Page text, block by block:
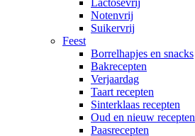
Lactosevrij
Notenvrij
Suikervrij
Feest
Borrelhapjes en snacks
Bakrecepten
Verjaardag
Taart recepten
Sinterklaas recepten
Oud en nieuw recepten
Paasrecepten